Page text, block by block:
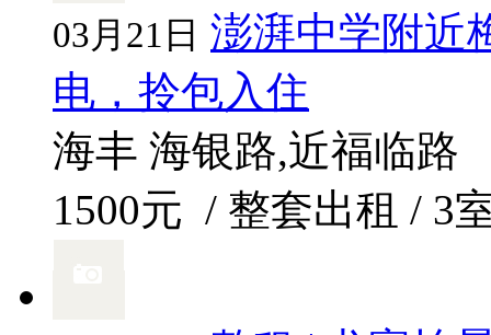
03月21日 澎湃中学附近
电，拎包入住
海丰 海银路,近福临路
1500元 / 整套出租 / 3